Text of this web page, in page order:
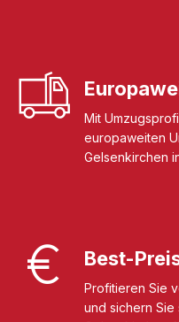
Mit
europaweiten
Gelsenkirchen
Best-
Profitieren Sie
und sichern